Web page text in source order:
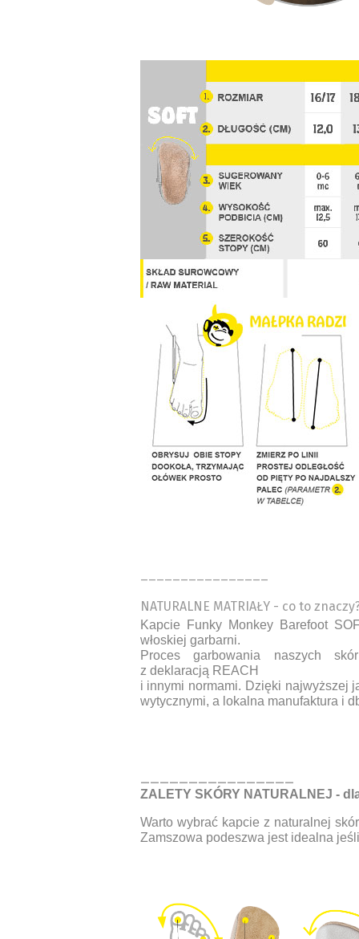
NATURALNE MATRIAŁY - co to
Kapcie Funky Monkey Barefoot
włoskiej garbarni.
Proces garbowania naszych
z deklaracją REACH
i innymi normami. Dzięki najwyższej
wytycznymi, a lokalna manufaktura i
ZALETY SKÓRY NATURALNEJ -
Warto wybrać kapcie z naturalnej
Zamszowa podeszwa jest idealna